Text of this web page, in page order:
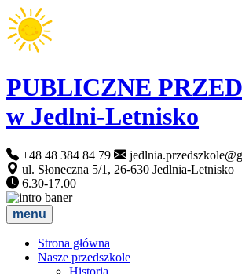
PUBLICZNE
w Jedlni-Letnisko
+48 48 384 84 79
ul. Słoneczna 5/1, 26-630 Jedlnia-Letnisko
6.30-17.00
menu
Strona główna
Nasze przedszkole
Historia